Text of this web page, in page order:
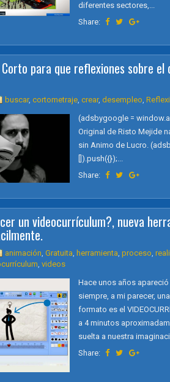
diferentes sectores,...
Share:
para que reflexiones sobre el
buscar, cortometraje, crear, desempleo,
(adsbygoogle =
Original de Risto Mejide
sin Animo de Lucro.
[]).push({});...
Share:
un videocurrículum?, nueva
animación, Gratuita, herramienta, proceso,
, videos
Hace unos años
siempre, a mi parecer,
formato es el
a 4 minutos
suelta a nuestra
Share: